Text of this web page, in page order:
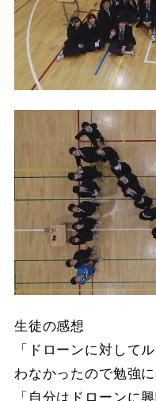
生徒の感想
「ドローンに対して
わなかったので勉強に
「自分はドローンに